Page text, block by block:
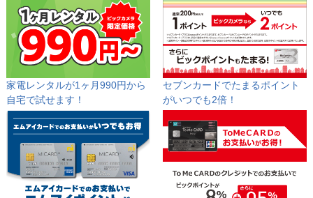
家電レンタルが1ヶ月990円から
自宅で試せます！
セブンカードでたまるポイント
がいつでも2倍！